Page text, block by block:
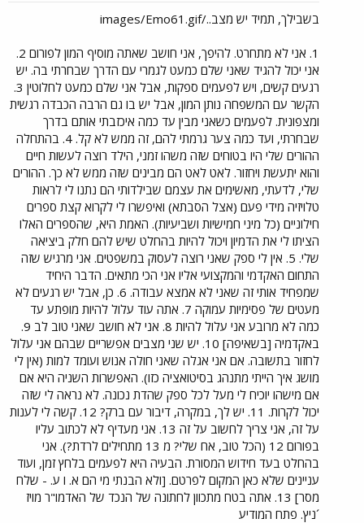
בשבילך, תמיד יש מצב../images/Emo61.gif
1. אני לא מתחרט. להיפך, אני חושב שאתה מוסיף המון לפורום 2.
אני יכול להגיד שאני שלם כמעט לגמרי עם הדרך שבחרתי בה. יש
רגעים קשים, ויש לפעמים ספקות, אבל אני שלם כמעט לחלוטין 3.
הקשר עם המשפחה נותן המון, אבל יש בו גם הרבה הכבדה רגשית
ומצפונית. לפעמים כשאני מבין עד כמה איכזבתי אותם בדרך
שבחרתי, ועד כמה צער גרמתי להם, זה ממש לא קל. 4. בהתחלה
ההורים שלי היו בטוחים שזה משהו זמני, הילד רוצה לעשות חיים
והוא יתעשת ויחזור. לאט לאט הם מבינים שזה ממש לא כך. ההורים
שלי, לדעתי, מאשימים את עצמם שבילדותי הם נתנו לי לראות
טלויזיה מידי פעם (אצל הסבתא) ואיפשרו לי לקרוא קצת ספרים
חילוניים (כל מיני חמישיות ושביעיות). האמת היא, שהספרים האלו
הציתו לי את הדמיון ויכול להיות בהחלט שיש להם חלק ביציאה
שלי. 5. אין לי ספק שאני רוצה לעסוק במשפטים. אני מרגיש שזה
התחום האקדמי והמקצועי אליו אני הכי מתאים. הדבר היחיד
שמפחיד אותי זה שאני לא אמצא עבודה. 6. כן, אבל יש רגעים לא
מעטים של פסימיות עמוקה 7. אתה עוד עלול להיות מופתע עד
כמה לא מרובע אני עלול להיות 8. אני לא חושב שאני טוב לב 9.
באקדמיה [בשאיפה] 10. יש שני מצבים אפשריים שבהם אני עלול
לחזור בתשובה. אם אני אגלה שאני חולה אנוש ועומד למות (אין לי
מושג איך הייתי מתנהג בסיטואציה כזו). האפשרות השניה היא אם
אם מישהו יוכיח לי מעל לכל ספק שהדת נכונה. לא נראה לי שזה
יכול לקרות. 11. יש לך, במקרה, דיבור עם ברק? 12. קשה לי לענות
על זה, אני צריך לחשוב על זה 13. אני מעדיף לא לכתוב עליו
בפורום 12 (הכל טוב, אח שלי? מ 13 מתחילים לרדת?). אני
בהחלט בעד חידוש המסורת. הבעיה היא לפעמים בלחץ זמן, ועוד
עניינים שלא כאן המקום לפרטם. [ולא הבנתי מי הם א. ו ע. - שלח
מסר] 13. אתה בטח מתכוון לחתונה של הנכד של האדמו"ר מויז
´ניץ. פתח המודיע